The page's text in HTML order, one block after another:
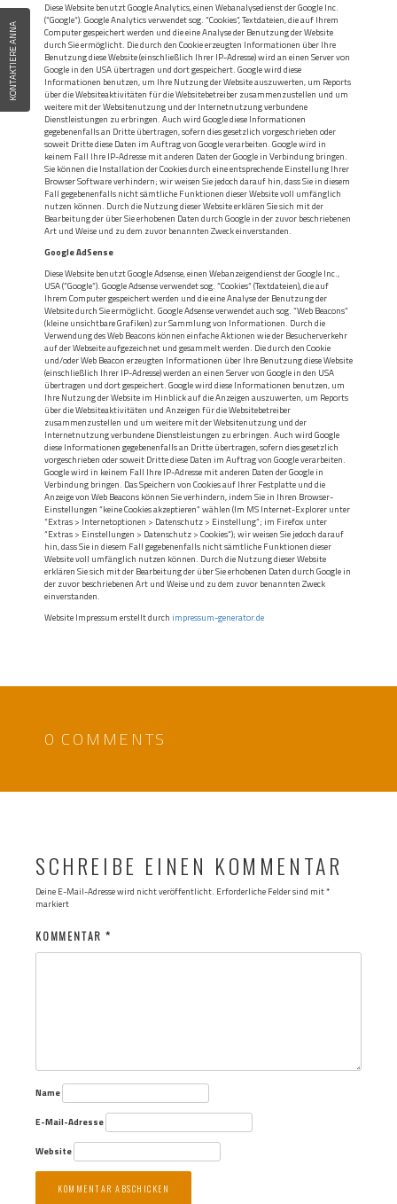
Diese Website benutzt Google Analytics, einen Webanalysedienst der Google Inc.
(“Google“). Google Analytics verwendet sog. “Cookies“, Textdateien, die auf Ihrem
Computer gespeichert werden und die eine Analyse der Benutzung der Website
durch Sie ermöglicht. Die durch den Cookie erzeugten Informationen über Ihre
Benutzung diese Website (einschließlich Ihrer IP-Adresse) wird an einen Server von
Google in den USA übertragen und dort gespeichert. Google wird diese
Informationen benutzen, um Ihre Nutzung der Website auszuwerten, um Reports
über die Websiteaktivitäten für die Websitebetreiber zusammenzustellen und um
weitere mit der Websitenutzung und der Internetnutzung verbundene
Dienstleistungen zu erbringen. Auch wird Google diese Informationen
gegebenenfalls an Dritte übertragen, sofern dies gesetzlich vorgeschrieben oder
soweit Dritte diese Daten im Auftrag von Google verarbeiten. Google wird in
keinem Fall Ihre IP-Adresse mit anderen Daten der Google in Verbindung bringen.
Sie können die Installation der Cookies durch eine entsprechende Einstellung Ihrer
Browser Software verhindern; wir weisen Sie jedoch darauf hin, dass Sie in diesem
Fall gegebenenfalls nicht sämtliche Funktionen dieser Website voll umfänglich
nutzen können. Durch die Nutzung dieser Website erklären Sie sich mit der
Bearbeitung der über Sie erhobenen Daten durch Google in der zuvor beschriebenen
Art und Weise und zu dem zuvor benannten Zweck einverstanden.
Google AdSense
Diese Website benutzt Google Adsense, einen Webanzeigendienst der Google Inc.,
USA (“Google“). Google Adsense verwendet sog. “Cookies“ (Textdateien), die auf
Ihrem Computer gespeichert werden und die eine Analyse der Benutzung der
Website durch Sie ermöglicht. Google Adsense verwendet auch sog. “Web Beacons“
(kleine unsichtbare Grafiken) zur Sammlung von Informationen. Durch die
Verwendung des Web Beacons können einfache Aktionen wie der Besucherverkehr
auf der Webseite aufgezeichnet und gesammelt werden. Die durch den Cookie
und/oder Web Beacon erzeugten Informationen über Ihre Benutzung diese Website
(einschließlich Ihrer IP-Adresse) werden an einen Server von Google in den USA
übertragen und dort gespeichert. Google wird diese Informationen benutzen, um
Ihre Nutzung der Website im Hinblick auf die Anzeigen auszuwerten, um Reports
über die Websiteaktivitäten und Anzeigen für die Websitebetreiber
zusammenzustellen und um weitere mit der Websitenutzung und der
Internetnutzung verbundene Dienstleistungen zu erbringen. Auch wird Google
diese Informationen gegebenenfalls an Dritte übertragen, sofern dies gesetzlich
vorgeschrieben oder soweit Dritte diese Daten im Auftrag von Google verarbeiten.
Google wird in keinem Fall Ihre IP-Adresse mit anderen Daten der Google in
Verbindung bringen. Das Speichern von Cookies auf Ihrer Festplatte und die
Anzeige von Web Beacons können Sie verhindern, indem Sie in Ihren Browser-
Einstellungen “keine Cookies akzeptieren“ wählen (Im MS Internet-Explorer unter
“Extras > Internetoptionen > Datenschutz > Einstellung“; im Firefox unter
“Extras > Einstellungen > Datenschutz > Cookies“); wir weisen Sie jedoch darauf
hin, dass Sie in diesem Fall gegebenenfalls nicht sämtliche Funktionen dieser
Website voll umfänglich nutzen können. Durch die Nutzung dieser Website
erklären Sie sich mit der Bearbeitung der über Sie erhobenen Daten durch Google in
der zuvor beschriebenen Art und Weise und zu dem zuvor benannten Zweck
einverstanden.
Website Impressum erstellt durch impressum-generator.de
0 COMMENTS
SCHREIBE EINEN KOMMENTAR
Deine E-Mail-Adresse wird nicht veröffentlicht. Erforderliche Felder sind mit*
markiert
KOMMENTAR*
Name
E-Mail-Adresse
Website
KONTAKTIERE ANNA